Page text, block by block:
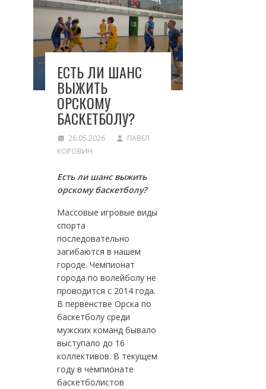
ЕСТЬ ЛИ ШАНС
ВЫЖИТЬ
ОРСКОМУ
БАСКЕТБОЛУ?
26.05.2026
ПАВЕЛ
КОРОВИН
Есть ли шанс выжить
орскому баскетболу?
Массовые игровые виды
спорта
последовательно
загибаются в нашем
городе. Чемпионат
города по волейболу не
проводится с 2014 года.
В первенстве Орска по
баскетболу среди
мужских команд бывало
выступало до 16
коллективов. В текущем
году в чемпионате
баскетболистов